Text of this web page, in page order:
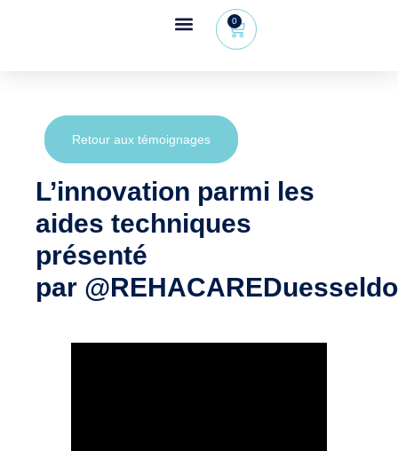
0
Retour aux témoignages
L’innovation parmi les
aides techniques
présenté
par